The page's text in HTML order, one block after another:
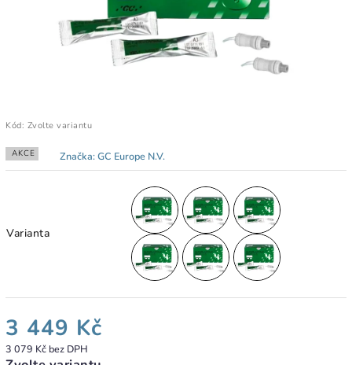
Kód: Zvolte variantu
AKCE Značka:GC Europe N.V.
Varianta
3 449 Kč
3 079 Kč bez DPH